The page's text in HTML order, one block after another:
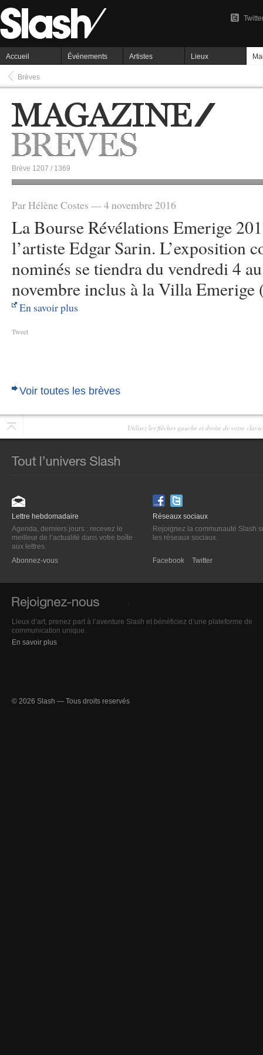
Accueil Événements Artistes Lieux
Brèves
Brève 1207 / 1369
Par Hélène Costes — 4 novembre 2016
La Bourse Révélations Emerige
l’artiste Edgar Sarin. L’exposition
nominés se tiendra du vendredi 4
novembre inclus à la Villa
En savoir plus
Tweet
Voir toutes les brèves
Utilisez les flêches gauche et droite de votre
Lettre hebdomadaire
Agenda, derniers jours : recevez le
meilleur de l’actualité dans votre boîte
aux lettres.
Abonnez-vous
Réseaux sociaux
Rejoignez la communauté Slash
les réseaux sociaux.
Facebook Twitter
Lieux d’art, prenez part à l’aventure Slash et bénéficiez d’une plateforme de
communication unique.
En savoir plus
© 2026 Slash — Tous droits reservés